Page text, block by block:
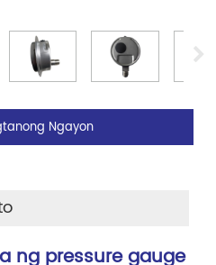
Ngayon
ng pressure gauge